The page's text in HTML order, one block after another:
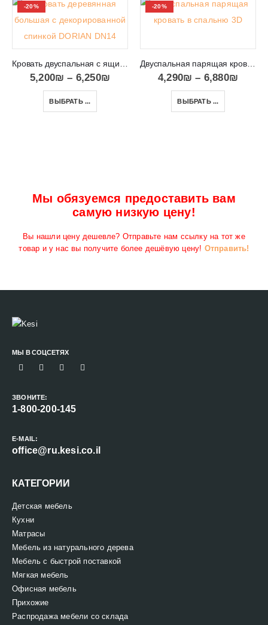
-20%
Кровать двуспальная с ящиком для постели DORIAN DN14
5,200₪ – 6,250₪
ВЫБРАТЬ ...
-20%
Двуспальная парящая кровать с тумбочками в спальню 3D
4,290₪ – 6,880₪
ВЫБРАТЬ ...
Мы обязуемся предоставить вам
самую низкую цену!
Вы нашли цену дешевле? Отправьте нам ссылку на тот же
товар и у нас вы получите более дешёвую цену! Отправить!
МЫ В СОЦСЕТЯХ
ЗВОНИТЕ:
1-800-200-145
E-MAIL:
office@ru.kesi.co.il
КАТЕГОРИИ
Детская мебель
Кухни
Матрасы
Мебель из натурального дерева
Мебель с быстрой поставкой
Мягкая мебель
Офисная мебель
Прихожие
Распродажа мебели со склада